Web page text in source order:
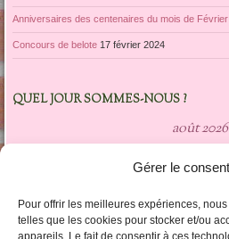
Gérer le
Pour offrir les meilleures expériences,
telles que les cookies pour stocker et/ou
appareils. Le fait de consentir à ces
Anniversaires des centenaires du mois de
Concours de belote 17 février 2024
QUEL JOUR SOMMES-NOUS ?
août 2026
10
11 12 13
17
18 19 20